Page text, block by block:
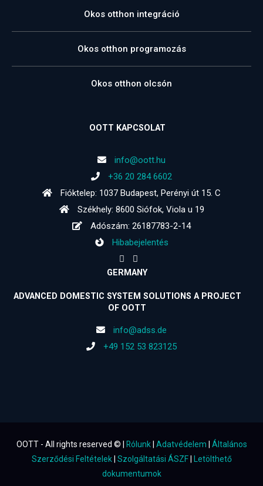
Okos otthon integráció
Okos otthon programozás
Okos otthon olcsón
OOTT KAPCSOLAT
info@oott.hu
+36 20 284 6602
Fióktelep: 1037 Budapest, Perényi út 15. C
Székhely: 8600 Siófok, Viola u 19
Adószám: 26187783-2-14
Hibabejelentés
GERMANY
ADVANCED DOMESTIC SYSTEM SOLUTIONS A PROJECT
OF OOTT
info@adss.de
+49 152 53 823125
OOTT - All rights reserved © | Rólunk| Adatvédelem
Általános
Szerződési Feltételek| Szolgáltatási ÁSZF|
Letölthető
dokumentumok